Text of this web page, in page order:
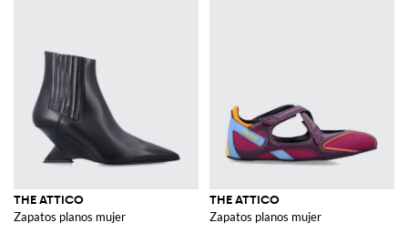
THE ATTICO
Zapatos planos mujer
THE ATTICO
Zapatos planos mujer